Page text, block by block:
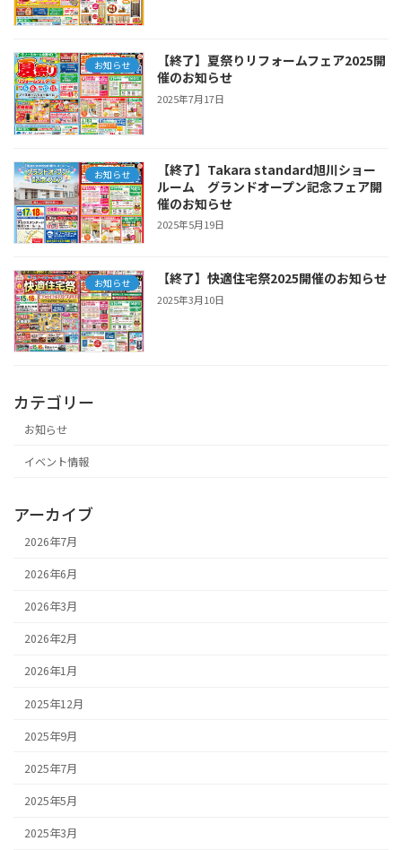
お知らせ
【終了】夏祭りリフォームフェア2025開
催のお知らせ
2025年7月17日
お知らせ
【終了】Takara standard旭川ショー
ルーム グランドオープン記念フェア開
催のお知らせ
2025年5月19日
お知らせ 【終了】快適住宅祭2025開催のお知らせ
2025年3月10日
カテゴリー
お知らせ
イベント情報
アーカイブ
2026年7月
2026年6月
2026年3月
2026年2月
2026年1月
2025年12月
2025年9月
2025年7月
2025年5月
2025年3月